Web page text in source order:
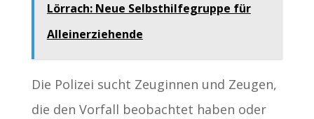
Lörrach: Neue Selbsthilfegruppe für
Alleinerziehende
Die Polizei sucht Zeuginnen und Zeugen,
die den Vorfall beobachtet haben oder